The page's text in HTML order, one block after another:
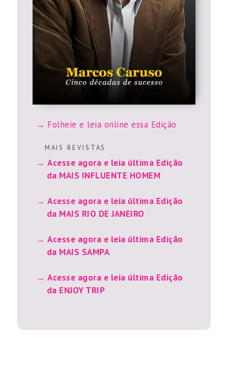
Folheie e leia online essa Edição
M A I S R E V I S T A S
Acesse agora e leia última Edição
da MAIS INFLUENTE HOMEM
Acesse agora e leia última Edição
da MAIS RIO DE JANEIRO
Acesse agora e leia última Edição
da MAIS SAMPA
Acesse agora e leia última Edição
da ENJOY TRIP